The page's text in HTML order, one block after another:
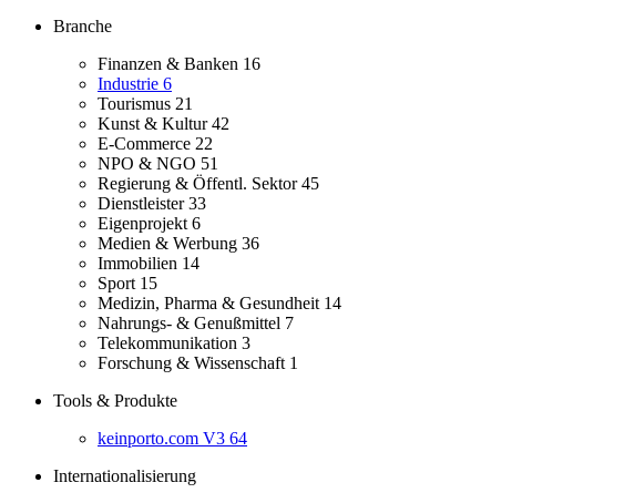
Branche
Finanzen & Banken 16
Industrie 6
Tourismus 21
Kunst & Kultur42
E-Commerce 22
NPO & NGO 51
Regierung & Öffentl. Sektor45
Dienstleister33
Eigenprojekt 6
Medien & Werbung 36
Immobilien 14
Sport 15
Medizin, Pharma & Gesundheit 14
Nahrungs- & Genußmittel 7
Telekommunikation 3
Forschung & Wissenschaft 1
Tools & Produkte
keinporto.com V3 64
Internationalisierung